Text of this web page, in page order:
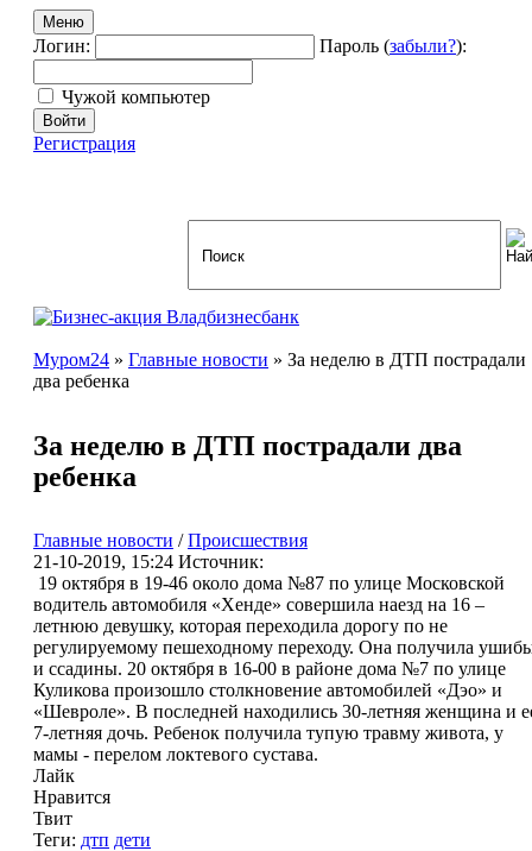
Меню
Логин: Пароль (забыли?):
Чужой компьютер
Войти
Регистрация
Муром24 » Главные новости » За неделю в ДТП пострадали
два ребенка
За неделю в ДТП пострадали два
ребенка
Главные новости /Происшествия
21-10-2019, 15:24 Источник:
19 октября в 19-46 около дома №87 по улице Московской
водитель автомобиля «Хенде» совершила наезд на 16 –
летнюю девушку, которая переходила дорогу по не
регулируемому пешеходному переходу. Она получила
и ссадины. 20 октября в 16-00 в районе дома №7 по улице
Куликова произошло столкновение автомобилей «Дэо» и
«Шевроле». В последней находились 30-летняя женщина и
7-летняя дочь. Ребенок получила тупую травму живота, у
мамы - перелом локтевого сустава.
Лайк
Нравится
Твит
Теги: дтп дети